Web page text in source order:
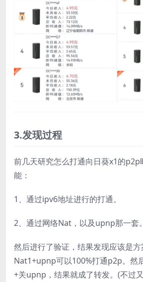
3.发现过程
前几天研究怎么打通向日葵x1的p2p
能：
1、通过ipv6地址进行的打通。
2、通过网络Nat，以及upnp那一套。
然后进行了验证，结果发现应该是
Nat1+upnp可以100%打通p2p。然
+关upnp，结果就成了转发。(不过